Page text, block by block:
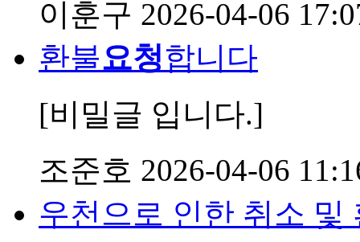
이훈구 2026-04-06
환불요청합니다
[비밀글 입니다.]
조준호 2026-04-06
우천으로 인한 취소 및